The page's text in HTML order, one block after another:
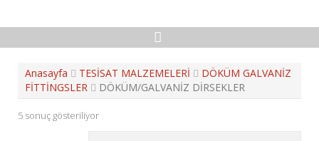
Anasayfa TESİSAT MALZEMELERİ
DÖKÜM GALVANİZ
FİTTİNGSLER
DÖKÜM/GALVANİZ DİRSEKLER
5 sonuç gösteriliyor